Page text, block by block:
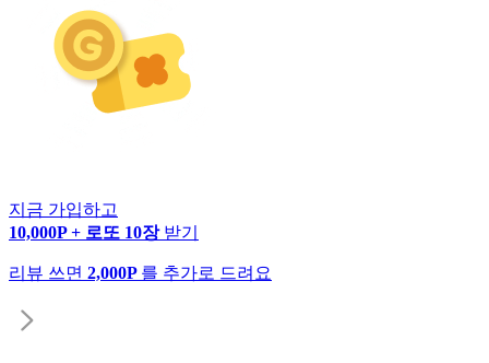
지금 가입하고
10,000P + 로또 10장 받기
리뷰 쓰면 2,000P 를 추가로 드려요